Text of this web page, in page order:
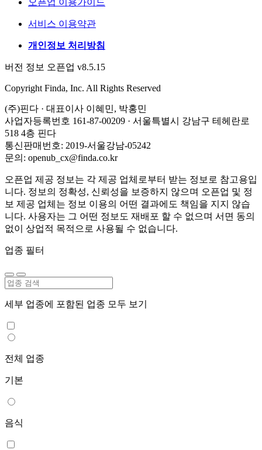
오픈업 이용가이드
서비스 이용약관
개인정보 처리방침
버전 정보 오픈업 v8.5.15
Copyright Finda, Inc. All Rights Reserved
(주)핀다 · 대표이사 이혜민, 박홍민
사업자등록번호 161-87-00209 · 서울특별시 강남구 테헤란로
518 4층 핀다
통신판매번호: 2019-서울강남-05242
문의: openub_cx@finda.co.kr
오픈업 제공 정보는 각 제공 업체로부터 받는 정보로 참고용입
니다. 정보의 정확성, 신뢰성을 보증하지 않으며 오픈업 및 정
보 제공 업체는 정보 이용의 어떤 결과에도 책임을 지지 않습
니다. 사용자는 그 어떤 정보도 재배포 할 수 없으며 서면 동의
없이 상업적 목적으로 사용될 수 없습니다.
업종 필터
세부 업종에 포함된 업종 모두 보기
전체 업종
기본
음식